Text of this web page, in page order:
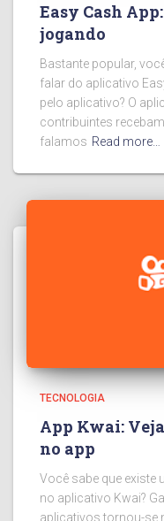
Easy Cash
jogando
Bastante popular,
falar do aplicativo
pelo aplicativo? O
contribuintes
falamos Read more…
TECNOLOGIA
App Kwai:
no app
Você sabe que existe
no aplicativo Kwai?
aplicativos tornou-se